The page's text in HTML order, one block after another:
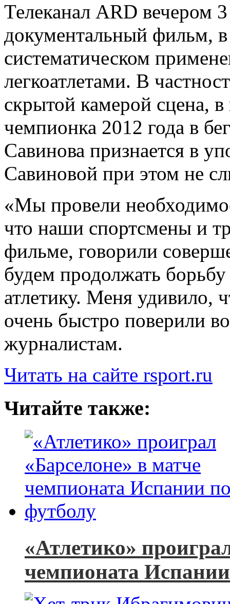
Телеканал ARD вечером
документальный фильм,
систематическом
легкоатлетами. В
скрытой камерой сцена,
чемпионка 2012 года в
Савинова признается в
Савиновой при этом не
«Мы провели
что наши спортсмены и
фильме, говорили
будем продолжать
атлетику. Меня удивило,
очень быстро поверили
журналистам.
Читать на сайте rsport.ru
Читайте также:
«Атлетико»
чемпионата